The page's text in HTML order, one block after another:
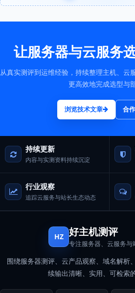
让服务器与云服务
从真实测评到运维经验，持续整理主机、云
更高效地完成选型与部
浏览技术文章 合
持续更新
内容与实测资料持续沉淀
行业观察
追踪云服务与站长生态动态
HZ 好主机测评
专注服务器、云服务与
围绕服务器测评、云产品观察、域名解析
续输出清晰、实用、可检索